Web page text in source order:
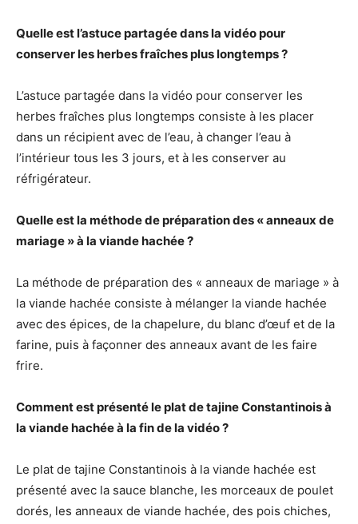
Quelle est l’astuce partagée dans la vidéo pour
conserver les herbes fraîches plus longtemps ?
L’astuce partagée dans la vidéo pour conserver les
herbes fraîches plus longtemps consiste à les placer
dans un récipient avec de l’eau, à changer l’eau à
l’intérieur tous les 3 jours, et à les conserver au
réfrigérateur.
Quelle est la méthode de préparation des « anneaux de
mariage » à la viande hachée ?
La méthode de préparation des « anneaux de mariage » à
la viande hachée consiste à mélanger la viande hachée
avec des épices, de la chapelure, du blanc d’œuf et de la
farine, puis à façonner des anneaux avant de les faire
frire.
Comment est présenté le plat de tajine Constantinois à
la viande hachée à la fin de la vidéo ?
Le plat de tajine Constantinois à la viande hachée est
présenté avec la sauce blanche, les morceaux de poulet
dorés, les anneaux de viande hachée, des pois chiches,